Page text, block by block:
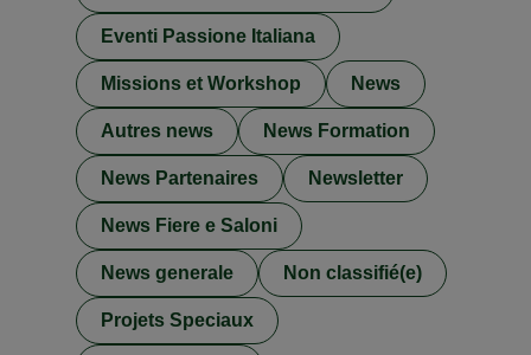
Eventi Passione Italiana
Missions et Workshop News
Autres news News Formation
News Partenaires Newsletter
News Fiere e Saloni
News generale Non classifié(e)
Projets Speciaux